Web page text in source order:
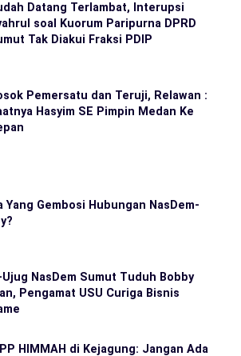
Datang Terlambat, Interupsi
soal Kuorum Paripurna DPRD
Tak Diakui Fraksi PDIP
Pemersatu dan Teruji, Relawan :
Hasyim SE Pimpin Medan Ke
Yang Gembosi Hubungan NasDem-
NasDem Sumut Tuduh Bobby
Pengamat USU Curiga Bisnis
HIMMAH di Kejagung: Jangan Ada